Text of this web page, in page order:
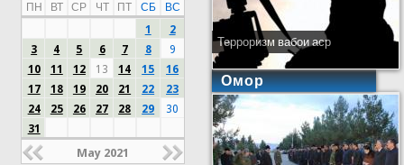
ПН ВТ СР ЧТ ПТ СБ
ВС
1
2
3
4 5 6 7 8
9
10
11 12 13 14 15
16
17
18 19 20 21 22
23
24
25 26 27 28 29
30
31
May 2021
Терроризм вабои аср
Омор